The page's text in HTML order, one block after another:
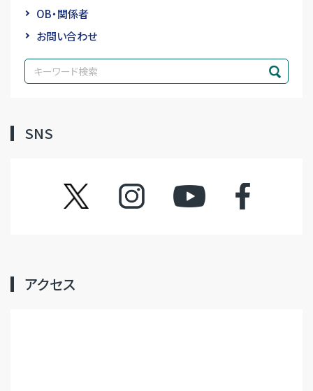
OB・関係者
お問い合わせ
SNS
ツイッター インスタグラムYouTube フェイスブック
アクセス